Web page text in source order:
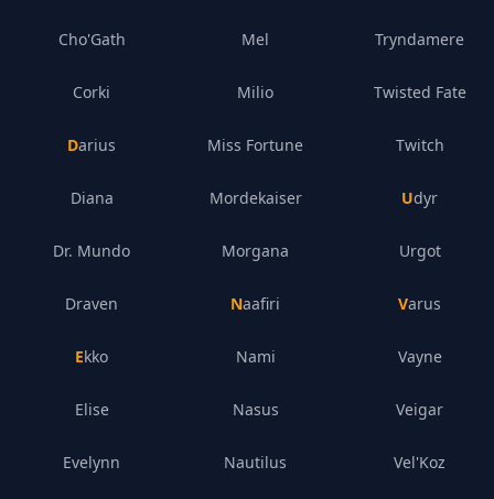
Cho'Gath
Corki
Darius
Diana
Dr. Mundo
Draven
Ekko
Elise
Evelynn
Mel
Milio
Miss Fortune
Mordekaiser
Morgana
Naafiri
Nami
Nasus
Nautilus
Tryndamere
Twisted Fate
Twitch
Udyr
Urgot
Varus
Vayne
Veigar
Vel'Koz